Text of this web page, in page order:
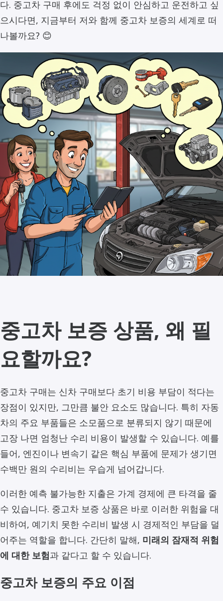
다. 중고차 구매 후에도 걱정 없이 안심하고 운전하고 싶
으시다면, 지금부터 저와 함께 중고차 보증의 세계로 떠
나볼까요? 😊
중고차 보증 상품, 왜 필
요할까요?
중고차 구매는 신차 구매보다 초기 비용 부담이 적다는
장점이 있지만, 그만큼 불안 요소도 많습니다. 특히 자동
차의 주요 부품들은 소모품으로 분류되지 않기 때문에
고장 나면 엄청난 수리 비용이 발생할 수 있습니다. 예를
들어, 엔진이나 변속기 같은 핵심 부품에 문제가 생기면
수백만 원의 수리비는 우습게 넘어갑니다.
이러한 예측 불가능한 지출은 가계 경제에 큰 타격을 줄
수 있습니다. 중고차 보증 상품은 바로 이러한 위험을 대
비하여, 예기치 못한 수리비 발생 시 경제적인 부담을 덜
어주는 역할을 합니다. 간단히 말해, 미래의 잠재적 위험
에 대한 보험과 같다고 할 수 있습니다.
중고차 보증의 주요 이점